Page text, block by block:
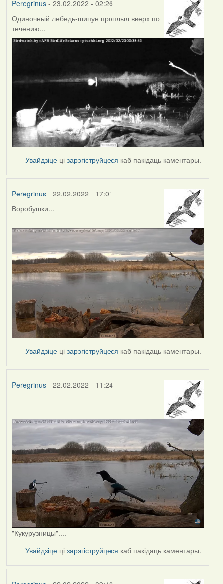
Peregrinus- 23.02.2022 - 02:26
Одиночный лебедь-шипун проплыл вверх по
течению...
Увайдзіце цізарэгіструйцеся каб пакідаць каментары.
Peregrinus- 22.02.2022 - 17:01
Воробушки...
Увайдзіце цізарэгіструйцеся каб пакідаць каментары.
Peregrinus- 22.02.2022 - 11:24
"Кукурузницы"....
Увайдзіце цізарэгіструйцеся каб пакідаць каментары.